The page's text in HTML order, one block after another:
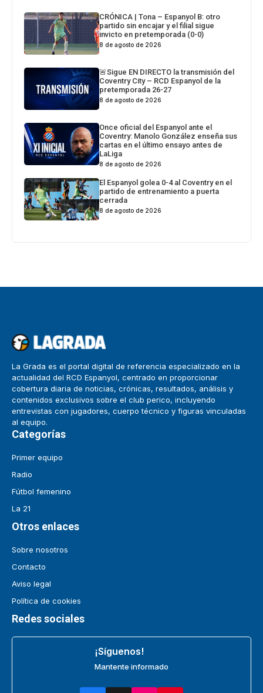
CRÓNICA | Tona – Espanyol B: otro
partido sin encajar y el filial sigue
invicto en pretemporada (0-0)
8 de agosto de 2026
🚨Sigue EN DIRECTO la transmisión del
Coventry City – RCD Espanyol de la
pretemporada 26-27
8 de agosto de 2026
Once oficial del Espanyol ante el
Coventry: Manolo González enseña sus
cartas en el último ensayo antes de
LaLiga
8 de agosto de 2026
El Espanyol golea 0-4 al Coventry en el
partido de entrenamiento a puerta
cerrada
8 de agosto de 2026
La Grada es el portal digital de referencia especializado en la
actualidad del RCD Espanyol, centrado en proporcionar
cobertura diaria de noticias, crónicas, resultados, análisis y
contenidos exclusivos sobre el club perico, incluyendo
entrevistas con jugadores, cuerpo técnico y figuras vinculadas
al equipo.
Categorías
Primer equipo
Radio
Fútbol femenino
La 21
Otros enlaces
Sobre nosotros
Contacto
Aviso legal
Política de cookies
Redes sociales
¡Síguenos!
Mantente informado